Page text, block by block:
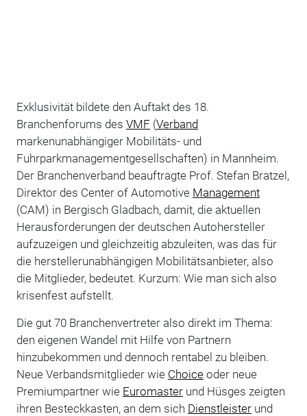
Exklusivität bildete den Auftakt des 18.
Branchenforums des VMF (Verband
markenunabhängiger Mobilitäts- und
Fuhrparkmanagementgesellschaften) in Mannheim.
Der Branchenverband beauftragte Prof. Stefan Bratzel,
Direktor des Center of Automotive Management
(CAM) in Bergisch Gladbach, damit, die aktuellen
Herausforderungen der deutschen Autohersteller
aufzuzeigen und gleichzeitig abzuleiten, was das für
die herstellerunabhängigen Mobilitätsanbieter, also
die Mitglieder, bedeutet. Kurzum: Wie man sich also
krisenfest aufstellt.
Die gut 70 Branchenvertreter also direkt im Thema:
den eigenen Wandel mit Hilfe von Partnern
hinzubekommen und dennoch rentabel zu bleiben.
Neue Verbandsmitglieder wie Choiceoder neue
Premiumpartner wie Euromasterund Hüsges zeigten
ihren Besteckkasten, an dem sich Dienstleisterund